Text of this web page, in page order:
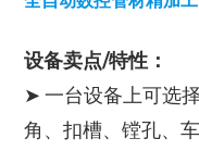
设备卖点/特性：
➤ 一台设备上可选
角、扣槽、镗孔、